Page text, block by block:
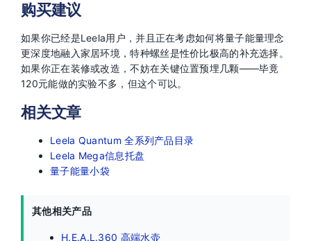
购买建议
如果你已经是Leela用户，并且正在考虑如何将量子能量理念
更深度地融入家居环境，特种螺丝是性价比极高的补充选择。
如果你正在装修或改造，不妨在关键位置预埋几颗——毕竟
120元能做的实验不多，但这个可以。
相关文章
Leela Quantum 全系列产品目录
Leela Mega信息托盘
量子能量小袋
其他相关产品
H.E.A.L.360 高端水壶